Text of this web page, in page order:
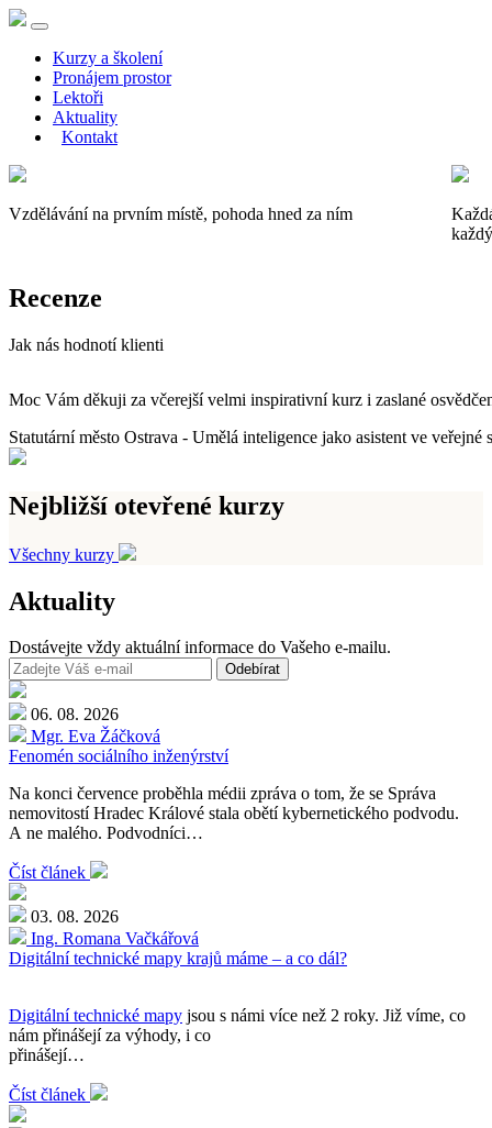
Kurzy a školení
Pronájem prostor
Lektoři
Aktuality
Kontakt
Vzdělávání na prvním místě, pohoda hned za ním
Recenze
Jak nás hodnotí klienti
Moc Vám děkuji za včerejší velmi inspirativní kurz i zaslané
Statutární město Ostrava - Umělá inteligence jako asistent ve
Nejbližší otevřené kurzy
Všechny kurzy
Aktuality
Dostávejte vždy aktuální informace do Vašeho e-mailu.
Odebírat
06. 08. 2026
Mgr. Eva Žáčková
Fenomén sociálního inženýrství
Na konci července proběhla médii zpráva o tom, že se Správa
nemovitostí Hradec Králové stala obětí kybernetického podvodu.
A ne malého. Podvodníci…
Číst článek
03. 08. 2026
Ing. Romana Vačkářová
Digitální technické mapy krajů máme – a co dál?
Digitální technické mapy jsou s námi více než 2 roky. Již víme, co
nám přinášejí za výhody, i co
přinášejí…
Číst článek